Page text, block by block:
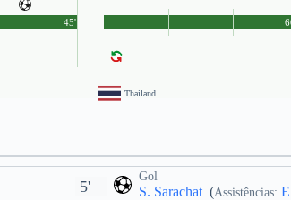
45'
Thailand
5'
Gol
S. Sarachat (Assistências: